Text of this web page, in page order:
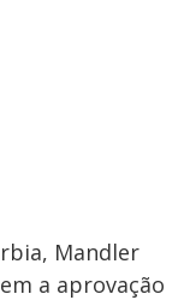
Mandler
a aprovação